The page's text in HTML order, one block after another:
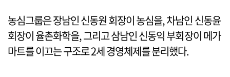
농심그룹은 장남인 신동원 회장이 농심을, 차남인 신동윤
회장이 율촌화학을, 그리고 삼남인 신동익 부회장이 메가
마트를 이끄는 구조로 2세 경영체제를 분리했다.